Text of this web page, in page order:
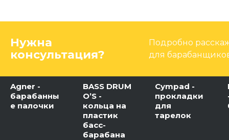
Нужна
консультация?
Подробно
для
Agner -
барабанны
е палочки
BASS DRUM
O’S -
кольца на
пластик
басс-
барабана
Cympad -
прокладки
для
тарелок